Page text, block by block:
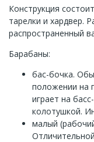
Конструкция
тарелки и хардвер.
распространенный
Барабаны:
бас-бочка.
положении на
играет на
колотушкой.
малый